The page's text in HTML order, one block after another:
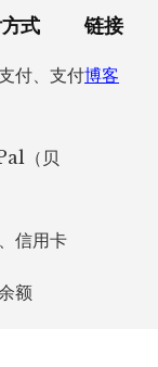
式
付、支付
（贝
信用卡
额
链接
博客